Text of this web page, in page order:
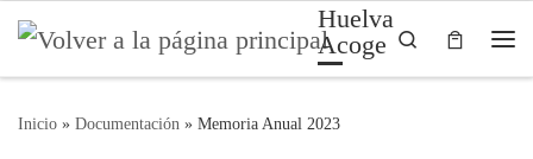
Saltar al contenido
Huelva
Acoge
Search
Inicio » Documentación » Memoria Anual 2023